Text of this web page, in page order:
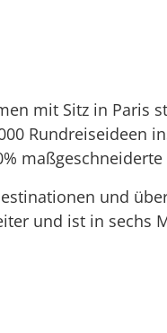
mit Sitz in Paris
Rundreiseideen
maßgeschneiderte
und
und ist in sechs